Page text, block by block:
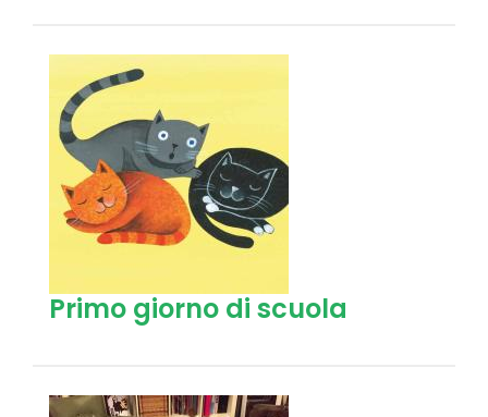
Primo giorno di scuola